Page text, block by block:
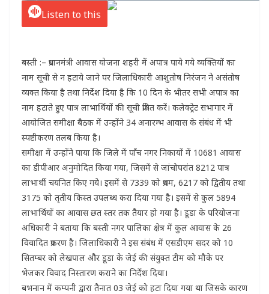
Listen to this
बस्ती :– प्रधानमंत्री आवास योजना शहरी में अपात्र पाये गये व्यक्तियों का
नाम सूची से न हटाये जाने पर जिलाधिकारी आशुतोष निरंजन ने असंतोष
व्यक्त किया है तथा निर्देश दिया है कि 10 दिन के भीतर सभी अपात्र का
नाम हटाते हुए पात्र लाभार्थियों की सूची प्रेषित करें। कलेक्ट्रेट सभागार में
आयोजित समीक्षा बैठक में उन्होंने 34 अनारम्भ आवास के संबंध में भी
स्पष्टीकरण तलब किया है।
समीक्षा में उन्होंने पाया कि जिले में पाँच नगर निकायों में 10681 आवास
का डीपीआर अनुमोदित किया गया, जिसमें से जांचोपरांत 8212 पात्र
लाभार्थी चयनित किए गये। इसमें से 7339 को प्रथम, 6217 को द्वितीय तथा
3175 को तृतीय किस्त उपलब्ध करा दिया गया है। इसमें से कुल 5894
लाभार्थियों का आवास छत स्तर तक तैयार हो गया है। डूडा के परियोजना
अधिकारी ने बताया कि बस्ती नगर पालिका क्षेत्र में कुल आवास के 26
विवादित प्रकरण है। जिलाधिकारी ने इस संबंध में एसडीएम सदर को 10
सितम्बर को लेखपाल और डूडा के जेई की संयुक्त टीम को मौके पर
भेजकर विवाद निस्तारण कराने का निर्देश दिया।
बभनान में कम्पनी द्वारा तैनात 03 जेई को हटा दिया गया था जिसके कारण